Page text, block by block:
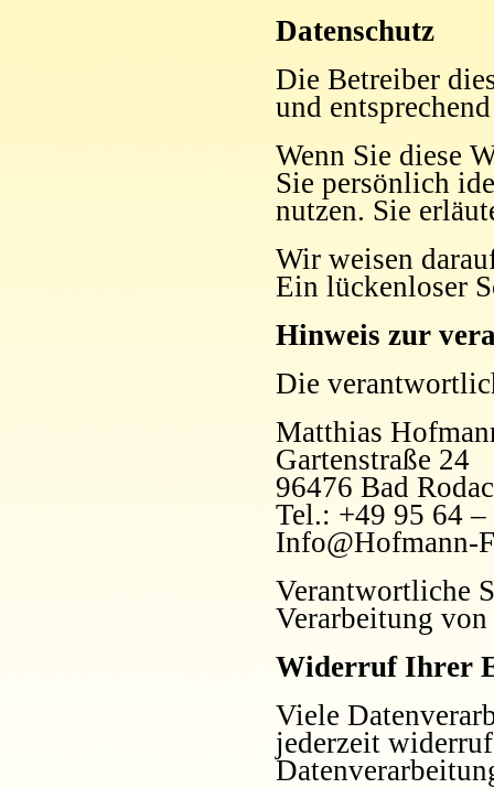
Datenschutz
Die Betreiber
und
Wenn Sie diese
Sie persönlich
nutzen. Sie
Wir weisen
Ein lückenloser
Hinweis zur
Die
Matthias
Gartenstraße 24
96476 Bad
Tel.: +49 95 64
Info@Hofmann-
Verantwortliche
Verarbeitung
Widerruf Ihrer
Viele
jederzeit